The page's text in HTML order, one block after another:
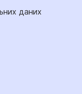
даних